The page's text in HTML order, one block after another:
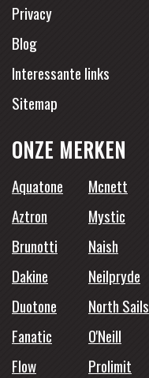
Privacy
Blog
Interessante links
Sitemap
ONZE MERKEN
Aquatone
Mcnett
Aztron
Mystic
Brunotti
Naish
Dakine
Neilpryde
Duotone
North Sails
Fanatic
O'Neill
Flow
Prolimit